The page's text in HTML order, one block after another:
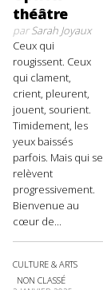
théâtre
parSarah Joyaux
Ceux qui
rougissent. Ceux
qui clament,
crient, pleurent,
jouent, sourient.
Timidement, les
yeux baissés
parfois. Mais qui se
relèvent
progressivement.
Bienvenue au
cœur de...
CULTURE & ARTS
NON CLASSÉ